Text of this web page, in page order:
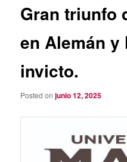
Gran triunfo
en Alemán
invicto.
Posted onjunio 12, 2025